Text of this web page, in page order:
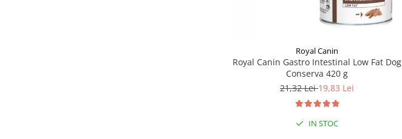
Royal Canin
Royal Canin Gastro Intestinal Low Fat Dog
Conserva 420 g
21,32 Lei19,83 Lei
IN STOC